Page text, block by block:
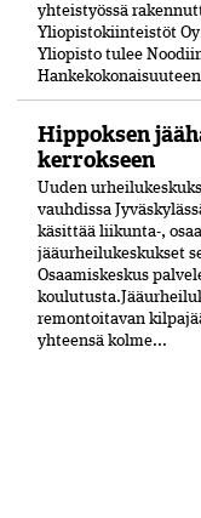
yhteistyössä
Yliopistokiinteistöt
Yliopisto tulee
Hippoksen
kerrokseen
Uuden
vauhdissa
käsittää liikunta-,
jääurheilukeskukset
Osaamiskeskus
remontoitavan
yhteensä kolme...